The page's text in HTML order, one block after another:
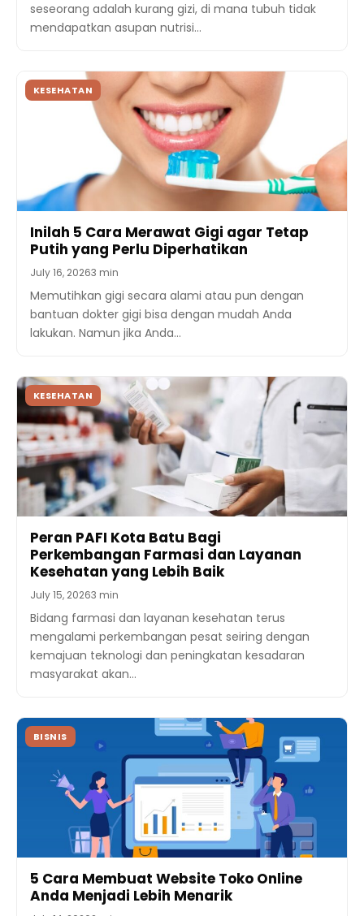
seseorang adalah kurang gizi, di mana tubuh tidak
mendapatkan asupan nutrisi…
KESEHATAN
Inilah 5 Cara Merawat Gigi agar Tetap
Putih yang Perlu Diperhatikan
July 16, 20263 min
Memutihkan gigi secara alami atau pun dengan
bantuan dokter gigi bisa dengan mudah Anda
lakukan. Namun jika Anda…
KESEHATAN
Peran PAFI Kota Batu Bagi
Perkembangan Farmasi dan Layanan
Kesehatan yang Lebih Baik
July 15, 20263 min
Bidang farmasi dan layanan kesehatan terus
mengalami perkembangan pesat seiring dengan
kemajuan teknologi dan peningkatan kesadaran
masyarakat akan…
BISNIS
5 Cara Membuat Website Toko Online
Anda Menjadi Lebih Menarik